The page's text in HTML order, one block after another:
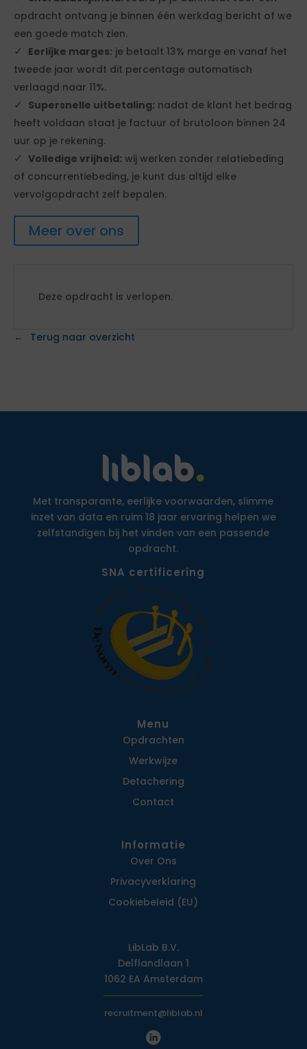
opdracht ontvang je binnen één werkdag bericht of we
een goede match zien.
Eerlijke marges: je betaalt 13% marge en vanaf het
tweede jaar wordt dit percentage automatisch
verlaagd naar 11%.
Supersnelle uitbetaling: nadat de klant het bedrag
heeft voldaan staat je factuur of brutoloon binnen 24
uur op je rekening.
Volledige vrijheid: wij werken zonder relatiebeding
of concurrentiebeding, je kunt dus altijd elke
vervolgopdracht zelf bepalen.
Meer over ons
Deze opdracht is verlopen.
Terug naar overzicht
Met transparante, eerlijke voorwaarden, slimme
inzet van data en ruim 18 jaar ervaring helpen we
zelfstandigen bij het vinden van een passende
opdracht.
SNA certificering
Menu
Opdrachten
Werkwijze
Detachering
Contact
Informatie
Over Ons
Privacy­verklaring
Cookiebeleid (EU)
LibLab B.V.
Delflandlaan 1
1062 EA Amsterdam
recruitment@liblab.nl